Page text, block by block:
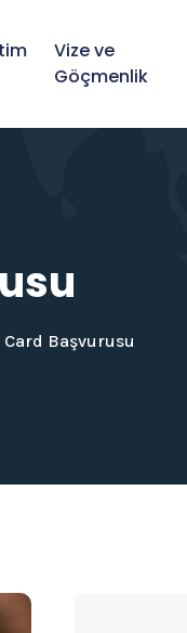
Vize ve
Göçmenlik
Card Başvurusu